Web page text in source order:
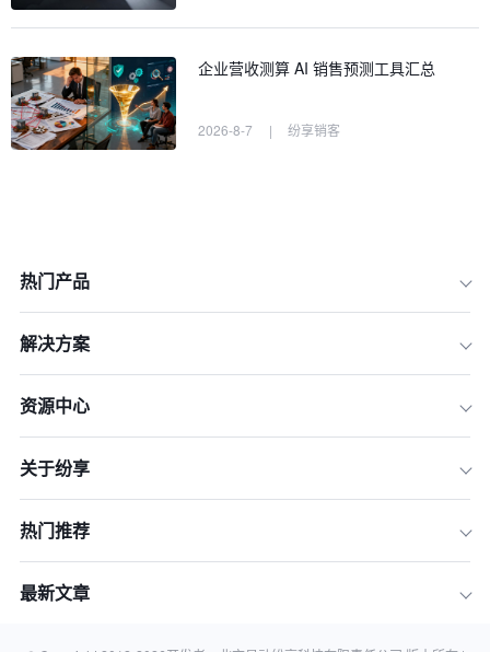
企业营收测算 AI 销售预测工具汇总
2026-8-7 | 纷享销客
热门产品
解决方案
资源中心
关于纷享
热门推荐
最新文章